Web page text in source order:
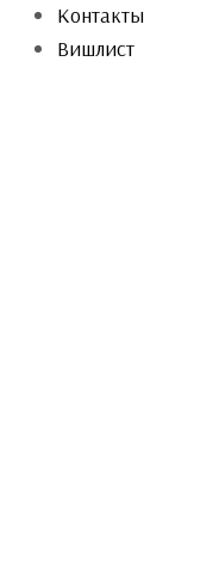
Контакты
Вишлист